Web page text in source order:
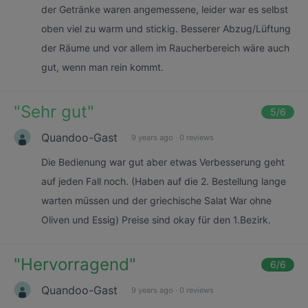
der Getränke waren angemessene, leider war es selbst
oben viel zu warm und stickig. Besserer Abzug/Lüftung
der Räume und vor allem im Raucherbereich wäre auch
gut, wenn man rein kommt.
"Sehr gut" 5/6
Quandoo-Gast 9 years ago · 0 reviews
Die Bedienung war gut aber etwas Verbesserung geht
auf jeden Fall noch. (Haben auf die 2. Bestellung lange
warten müssen und der griechische Salat War ohne
Oliven und Essig) Preise sind okay für den 1.Bezirk.
"Hervorragend" 6/6
Quandoo-Gast 9 years ago · 0 reviews